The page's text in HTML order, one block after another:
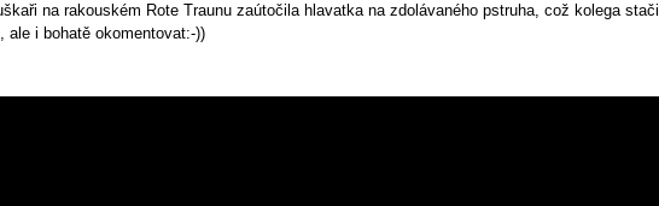
na rakouském Rote Traunu zaútočila hlavatka na zdolávaného pstruha, což kolega stačil
ale i bohatě okomentovat:-))